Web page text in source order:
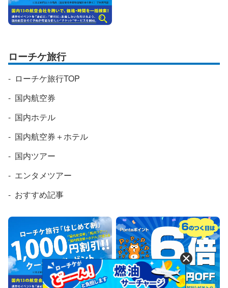
ローチケ旅行
ローチケ旅行TOP
国内航空券
国内ホテル
国内航空券＋ホテル
国内ツアー
エンタメツアー
おすすめ記事